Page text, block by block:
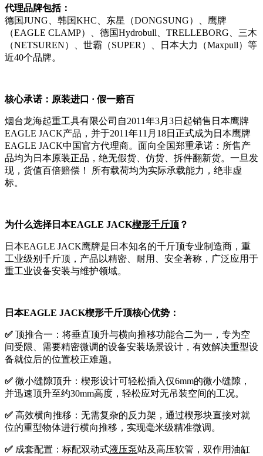
代理品牌包括：
德国JUNG、韩国KHC、东星（DONGSUNG）、鹰牌
（EAGLE CLAMP）、德国Hydrobull、TRELLEBORG、三木
（NETSUREN）、世霸（SUPER）、日本大力（Maxpull）等
近40个品牌。
核心承诺：原装进口 · 假一赔百
烟台龙海起重工具有限公司自2011年3月3日起销售日本鹰牌
EAGLE JACK产品，并于2011年11月18日正式成为日本鹰牌
EAGLE JACK中国官方代理商。面向全国郑重承诺：所售产
品均为日本原装正品，绝无假货、仿货、拆件翻新货。一旦发
现，货值百倍赔偿！ 所有载荷均为实际承载能力，绝非虚
标。
为什么选择日本EAGLE JACK楔形千斤顶 ？
日本EAGLE JACK鹰牌是日本知名的千斤顶专业制造商，重
工业级别千斤顶，产品以精密、耐用、安全著称，广泛应用于
重工业设备安装与维护领域。
日本EAGLE JACK楔形千斤顶核心优势 ：
✅ 顶推合一：将垂直顶升与横向推移功能合二为一，专为空
间受限、需要精密微调的设备安装场景设计，有效解决重型设
备就位后的位置校正难题。
✅ 微小缝隙顶升：楔形设计可轻松插入仅6mm的微小缝隙，
并迅速顶升至约30mm高度，轻松应对无吊装空间的工况。
✅ 高效横向推移：无需复杂的反力架，通过楔形块直接对就
位的重型物体进行横向推移，实现毫米级精准微调。
✅ 成套配置：标配双动式液压泵站及高压软管，双作用油缸